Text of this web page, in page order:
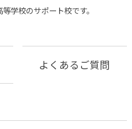
学校のサポート校です。
よくあるご質問